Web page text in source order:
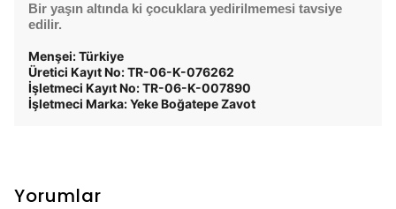
Bir yaşın altında ki çocuklara yedirilmemesi tavsiye
edilir.
Menşei: Türkiye
Üretici Kayıt No: TR-06-K-076262
İşletmeci Kayıt No: TR-06-K-007890
İşletmeci Marka: Yeke Boğatepe Zavot
Yorumlar